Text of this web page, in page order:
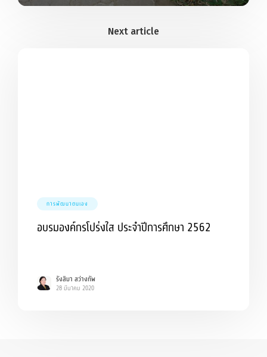
การพัฒนาตนเอง
อบรมองค์กรโปร่งใส ประจำปีการศึกษา 2562
รังสิมา สว่างทัพ
28 มีนาคม 2020